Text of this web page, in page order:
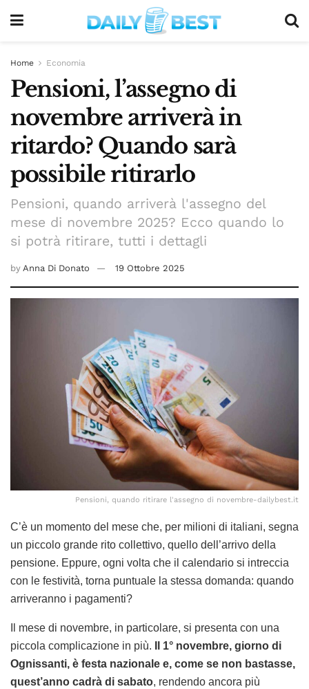
Home Economia
Pensioni, l’assegno di
novembre arriverà in
ritardo? Quando sarà
possibile ritirarlo
Pensioni, quando arriverà l'assegno del
mese di novembre 2025? Ecco quando lo
si potrà ritirare, tutti i dettagli
by Anna Di Donato 19 Ottobre 2025
Pensioni, quando ritirare l'assegno di novembre-dailybest.it
C’è un momento del mese che, per milioni di italiani, segna
un piccolo grande rito collettivo, quello dell’arrivo della
pensione. Eppure, ogni volta che il calendario si intreccia
con le festività, torna puntuale la stessa domanda: quando
arriveranno i pagamenti?
Il mese di novembre, in particolare, si presenta con una
piccola complicazione in più.
Il 1° novembre, giorno di
Ognissanti, è festa nazionale e, come se non bastasse,
quest’anno cadrà di sabato, rendendo ancora più